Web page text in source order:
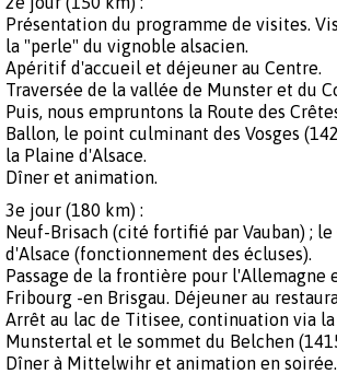
Présentation du programme de visites.
la "perle" du vignoble alsacien.
Apéritif d'accueil et déjeuner au Centre.
Traversée de la vallée de Munster et du
Puis, nous empruntons la Route des
Ballon, le point culminant des Vosges
la Plaine d'Alsace.
Dîner et animation.
3e jour (180 km) :
Neuf-Brisach (cité fortifié par Vauban) ; le
d'Alsace (fonctionnement des écluses).
Passage de la frontière pour l'Allemagne
Fribourg -en Brisgau. Déjeuner au
Arrêt au lac de Titisee, continuation via
Munstertal et le sommet du Belchen
Dîner à Mittelwihr et animation en soirée.